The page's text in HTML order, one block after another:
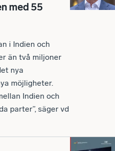
med 55
i Indien och
än två miljoner
nya
möjligheter.
Indien och
parter”, säger vd